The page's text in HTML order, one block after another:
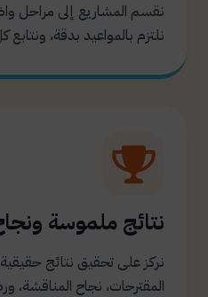
نقسم المشاريع إلى مراحل
نلتزم بالمواعيد بدقة،
نتائج ملموسة
نركز على تحقيق نتائج
المقترحات، نجاح المناقشة،